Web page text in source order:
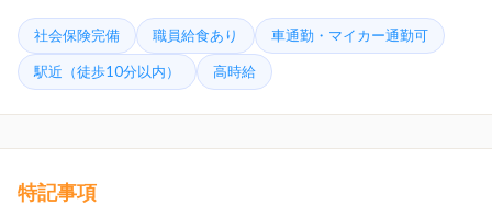
社会保険完備 職員給食あり 車通勤・マイカー通勤可
駅近（徒歩10分以内） 高時給
特記事項